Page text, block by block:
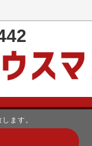
ます。